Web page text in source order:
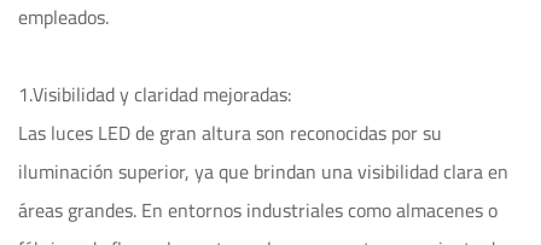
empleados.
1.Visibilidad y claridad mejoradas:
Las luces LED de gran altura son reconocidas por su
iluminación superior, ya que brindan una visibilidad clara en
áreas grandes. En entornos industriales como almacenes o